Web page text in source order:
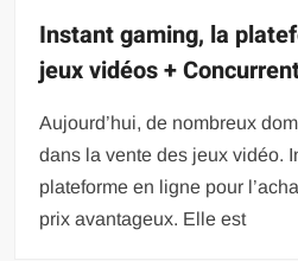
Instant gaming, la
jeux vidéos +
Aujourd’hui, de nombreux
dans la vente des jeux vidéo.
plateforme en ligne pour
prix avantageux. Elle est